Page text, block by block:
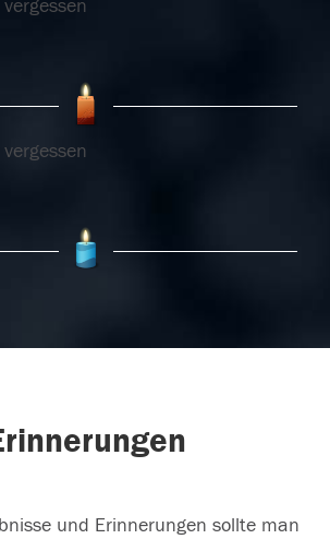
und Erinnerungen sollte man